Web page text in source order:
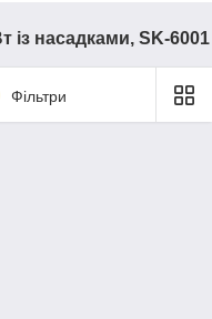
із насадками, SK-6001
Фільтри